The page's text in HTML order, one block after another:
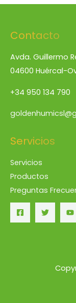
Contacto
Avda. Guillermo
04600 Huércal-
+34 950 134 790
Servicios
Servicios
Productos
Preguntas